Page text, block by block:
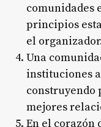
comunidades
principios
el
Una
instituciones
construyendo
mejores
En el corazón